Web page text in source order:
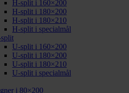
H-split i 160×200
H-split i 180×200
H-split i 180×210
H-split i specialmål
U-split i 160×200
U-split i 180×200
U-split i 180×210
U-split i specialmål
i 80×200